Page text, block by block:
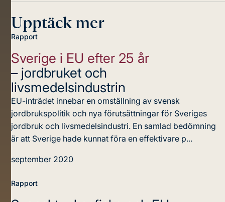
Upptäck mer
Rapport
Sverige i EU efter 25 år
– jordbruket och
livsmedelsindustrin
EU-inträdet innebar en omställning av svensk
jordbrukspolitik och nya förutsättningar för Sveriges
jordbruk och livsmedelsindustri. En samlad bedömning
är att Sverige hade kunnat föra en effektivare p...
september 2020
Rapport